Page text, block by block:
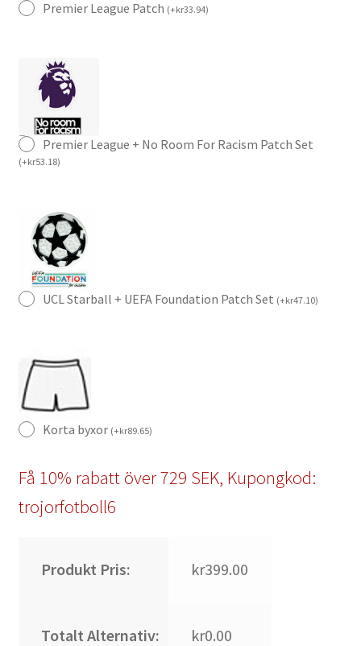
Premier League Patch (+kr33.94)
Premier League + No Room For Racism Patch Set
(+kr53.18)
UCL Starball + UEFA Foundation Patch Set (+kr47.10)
Korta byxor (+kr89.65)
Få 10% rabatt över 729 SEK, Kupongkod:
trojorfotboll6
Produkt Pris: kr399.00
Totalt Alternativ: kr0.00